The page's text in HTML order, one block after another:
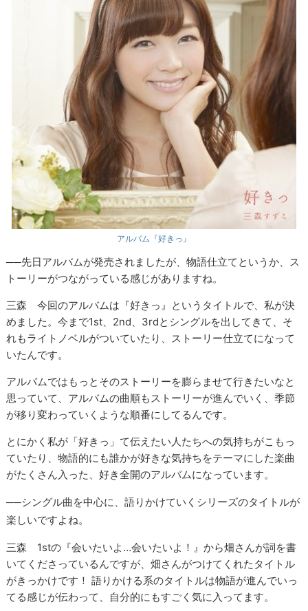
アルバム『好きっ』
──先日アルバムが発売されましたが、物語仕立てというか、ス
トーリーがつながっている感じがありますね。
三森 今回のアルバムは『好きっ』というタイトルで、私が決
めました。今まで1st、2nd、3rdとシングルを出してきて、そ
れもライトノベルがついていたり、ストーリー仕立てになって
いたんです。
アルバムではもっとそのストーリーを膨らませて行きたいなと
思っていて、アルバムの曲順もストーリーが進んでいく、季節
が移り変わっていくような順番にしてるんです。
とにかく私が「好きっ」て伝えたい人たちへの気持ちがこもっ
ていたり、物語的にも誰かが好きな気持ちをテーマにした楽曲
がたくさん入った、好き全開のアルバムになっています。
──シングル曲を中心に、語りかけていくシリーズのタイトルが
楽しいですよね。
三森 1stの『会いたいよ…会いたいよ！』から畑さんが詞を書
いてくださっているんですが、畑さんがつけてくれたタイトル
がきっかけです！ 語りかける系のタイトルは物語が進んでいっ
てる感じが伝わって、自分的にもすごく気に入ってます。